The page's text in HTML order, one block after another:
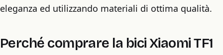
eleganza ed utilizzando materiali di ottima qualità.
Perché comprare la bici Xiaomi TF1